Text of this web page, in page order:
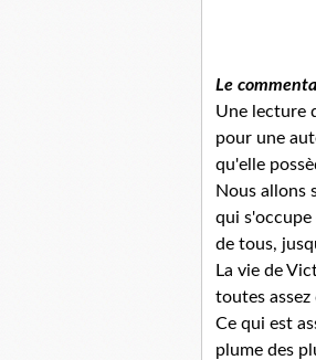
Le
Une lecture
pour une
qu'elle
Nous allons
qui s'occupe
de tous,
La vie de
toutes assez
Ce qui est
plume des